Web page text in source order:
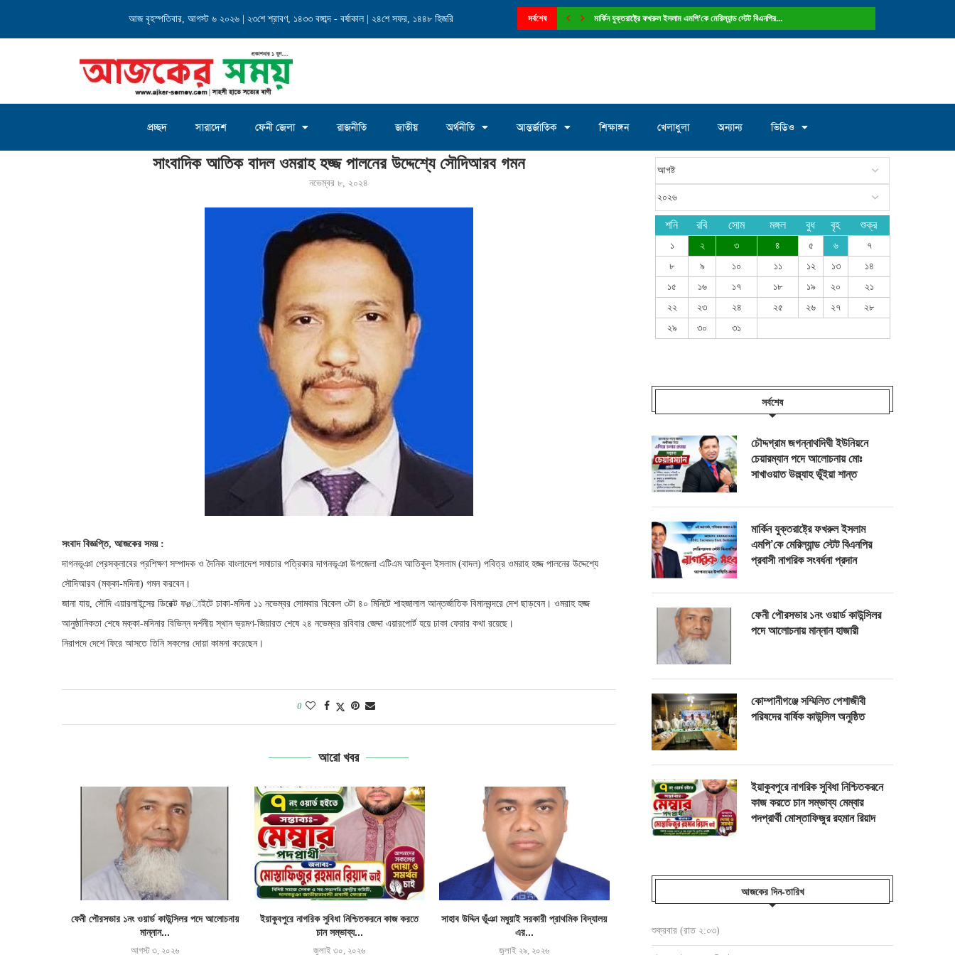
আজ বৃহস্পতিবার, আগস্ট ৬ ২০২৬ | ২৩শে শ্রাবণ, ১৪৩৩ বঙ্গাব্দ - বর্ষাকাল | ২৪শে সফর, ১৪৪৮ হিজরি সর্বশেষ
চৌদ্দগ্রাম জগন্নাথদিঘী ইউনিয়নে চেয়ারম্যান পদে আলোচনায় মোঃ সাখাওয়াত... মার্কিন যুক্তরাষ্ট্রে ফখরুল ইসলাম এমপি’কে মেরিল্যান্ড স্টেট বিএনপির...
প্রচ্ছদ সারাদেশ ফেনী জেলা রাজনীতি জাতীয় অর্থনীতি আন্তর্জাতিক শিক্ষাঙ্গন খেলাধুলা অন্যান্য ভিডিও
সাংবাদিক আতিক বাদল ওমরাহ হজ্জ পালনের উদ্দেশ্যে সৌদিআরব গমন
সাংবাদিক আতিক বাদল ওমরাহ হজ্জ পালনের উদ্দেশ্যে সৌদিআরব গমন
নভেম্বর ৮, ২০২৪
সংবাদ বিজ্ঞপ্তি, আজকের সময় :
দাগনভূঞা প্রেসক্লাবের প্রশিক্ষণ সম্পাদক ও দৈনিক বাংলাদেশ সমাচার পত্রিকার দাগনভূঞা উপজেলা এটিএম আতিকুল ইসলাম (বাদল) পবিত্র ওমরাহ হজ্জ পালনের উদ্দেশ্যে
সৌদিআরব (মক্কা-মদিনা) গমন করবেন।
জানা যায়, সৌদি এয়ারলাইন্সের ডিরেক্ট ফøাইটে ঢাকা-মদিনা ১১ নভেম্বর সোমবার বিকেল ৩টা ৪০ মিনিটে শাহজালাল আন্তর্জাতিক বিমানবন্দরে দেশ ছাড়বেন। ওমরাহ হজ্জ
আনুষ্ঠানিকতা শেষে মক্কা-মদিনার বিভিন্ন দর্শনীয় স্থান ভ্রমণ-জিয়ারত শেষে ২৪ নভেম্বর রবিবার জেদ্দা এয়ারপোর্ট হয়ে ঢাকা ফেরার কথা রয়েছে।
নিরাপদে দেশে ফিরে আসতে তিনি সকলের দোয়া কামনা করেছেন।
0
আরো খবর
ফেনী পৌরসভার ১নং ওয়ার্ড কাউন্সিলর পদে আলোচনায়
মান্নান...
আগস্ট ৩, ২০২৬
ইয়াকুবপুরে নাগরিক সুবিধা নিশ্চিতকরনে কাজ করতে
চান সম্ভাব্য...
জুলাই ৩০, ২০২৬
সাহাব উদ্দিন ভূঁঞা মধুয়াই সরকারী প্রাথমিক বিদ্যালয়
এর...
জুলাই ২৯, ২০২৬
জাহাঙ্গীর...
শনি রবি সোম মঙ্গল বুধ বৃহ শুক্র
১ ২ ৩ ৪ ৫ ৬
৭
৮
৯ ১০ ১১ ১২ ১৩
১৪
১৫
১৬ ১৭ ১৮ ১৯ ২০
২১
২২
২৩ ২৪ ২৫ ২৬ ২৭
২৮
২৯
৩০ ৩১
সর্বশেষ
চৌদ্দগ্রাম জগন্নাথদিঘী ইউনিয়নে
চেয়ারম্যান পদে আলোচনায় মোঃ
সাখাওয়াত উল্ল্যাহ ভূঁইয়া শান্ত
মার্কিন যুক্তরাষ্ট্রে ফখরুল ইসলাম
এমপি’কে মেরিল্যান্ড স্টেট বিএনপির
প্রবাসী নাগরিক সংবর্ধনা প্রদান
ফেনী পৌরসভার ১নং ওয়ার্ড কাউন্সিলর
পদে আলোচনায় মান্নান হাজারী
কোম্পানীগঞ্জে সম্মিলিত পেশাজীবী
পরিষদের বার্ষিক কাউন্সিল অনুষ্ঠিত
ইয়াকুবপুরে নাগরিক সুবিধা নিশ্চিতকরনে
কাজ করতে চান সম্ভাব্য মেম্বার
পদপ্রার্থী মোস্তাফিজুর রহমান রিয়াদ
আজকের দিন-তারিখ
শুক্রবার (রাত ২:০৩)